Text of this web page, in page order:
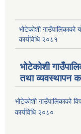
भोटेकोशी गाउँपालिकाको
कार्यविधि २०८१
भोटेकोशी
तथा व्यवस्थापन
भोटेकोशी गाउँपालिकाको
कार्यविधि २०८०